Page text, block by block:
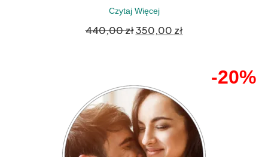
Czytaj Więcej
440,00zł350,00 zł
-20%